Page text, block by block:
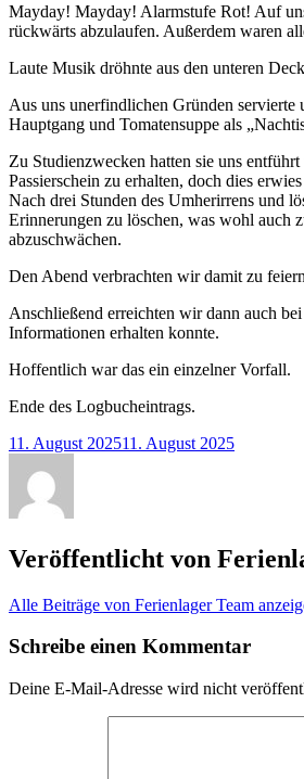
Mayday! Mayday! Alarmstufe Rot! Auf
rückwärts abzulaufen. Außerdem waren
Laute Musik dröhnte aus den unteren
Aus uns unerfindlichen Gründen servierte
Hauptgang und Tomatensuppe als
Zu Studienzwecken hatten sie uns
Passierschein zu erhalten, doch dies
Nach drei Stunden des Umherirrens und
Erinnerungen zu löschen, was wohl auch
abzuschwächen.
Den Abend verbrachten wir damit zu
Anschließend erreichten wir dann auch
Informationen erhalten konnte.
Hoffentlich war das ein einzelner Vorfall.
Ende des Logbucheintrags.
11. August 202511. August 2025
Veröffentlicht von
Alle Beiträge von Ferienlager Team
Schreibe einen Kommentar
Deine E-Mail-Adresse wird nicht